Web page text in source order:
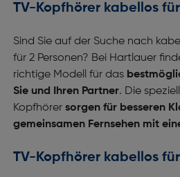
TV-Kopfhörer kabellos
Sind Sie auf der Suche nach
für 2 Personen? Bei Hartlauer
richtige Modell für das
Sie und Ihren Partner. Die
Kopfhörer sorgen für besseren
gemeinsamen Fernsehen mit
TV-Kopfhörer kabellos